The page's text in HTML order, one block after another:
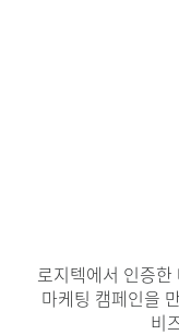
로지텍에서 인증
마케팅 캠페인을
비